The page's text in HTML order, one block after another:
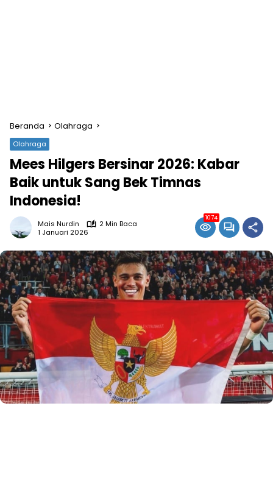
Beranda Olahraga
Olahraga
Mees Hilgers Bersinar 2026: Kabar
Baik untuk Sang Bek Timnas
Indonesia!
Mais Nurdin
2 Min Baca
1 Januari 2026
1074